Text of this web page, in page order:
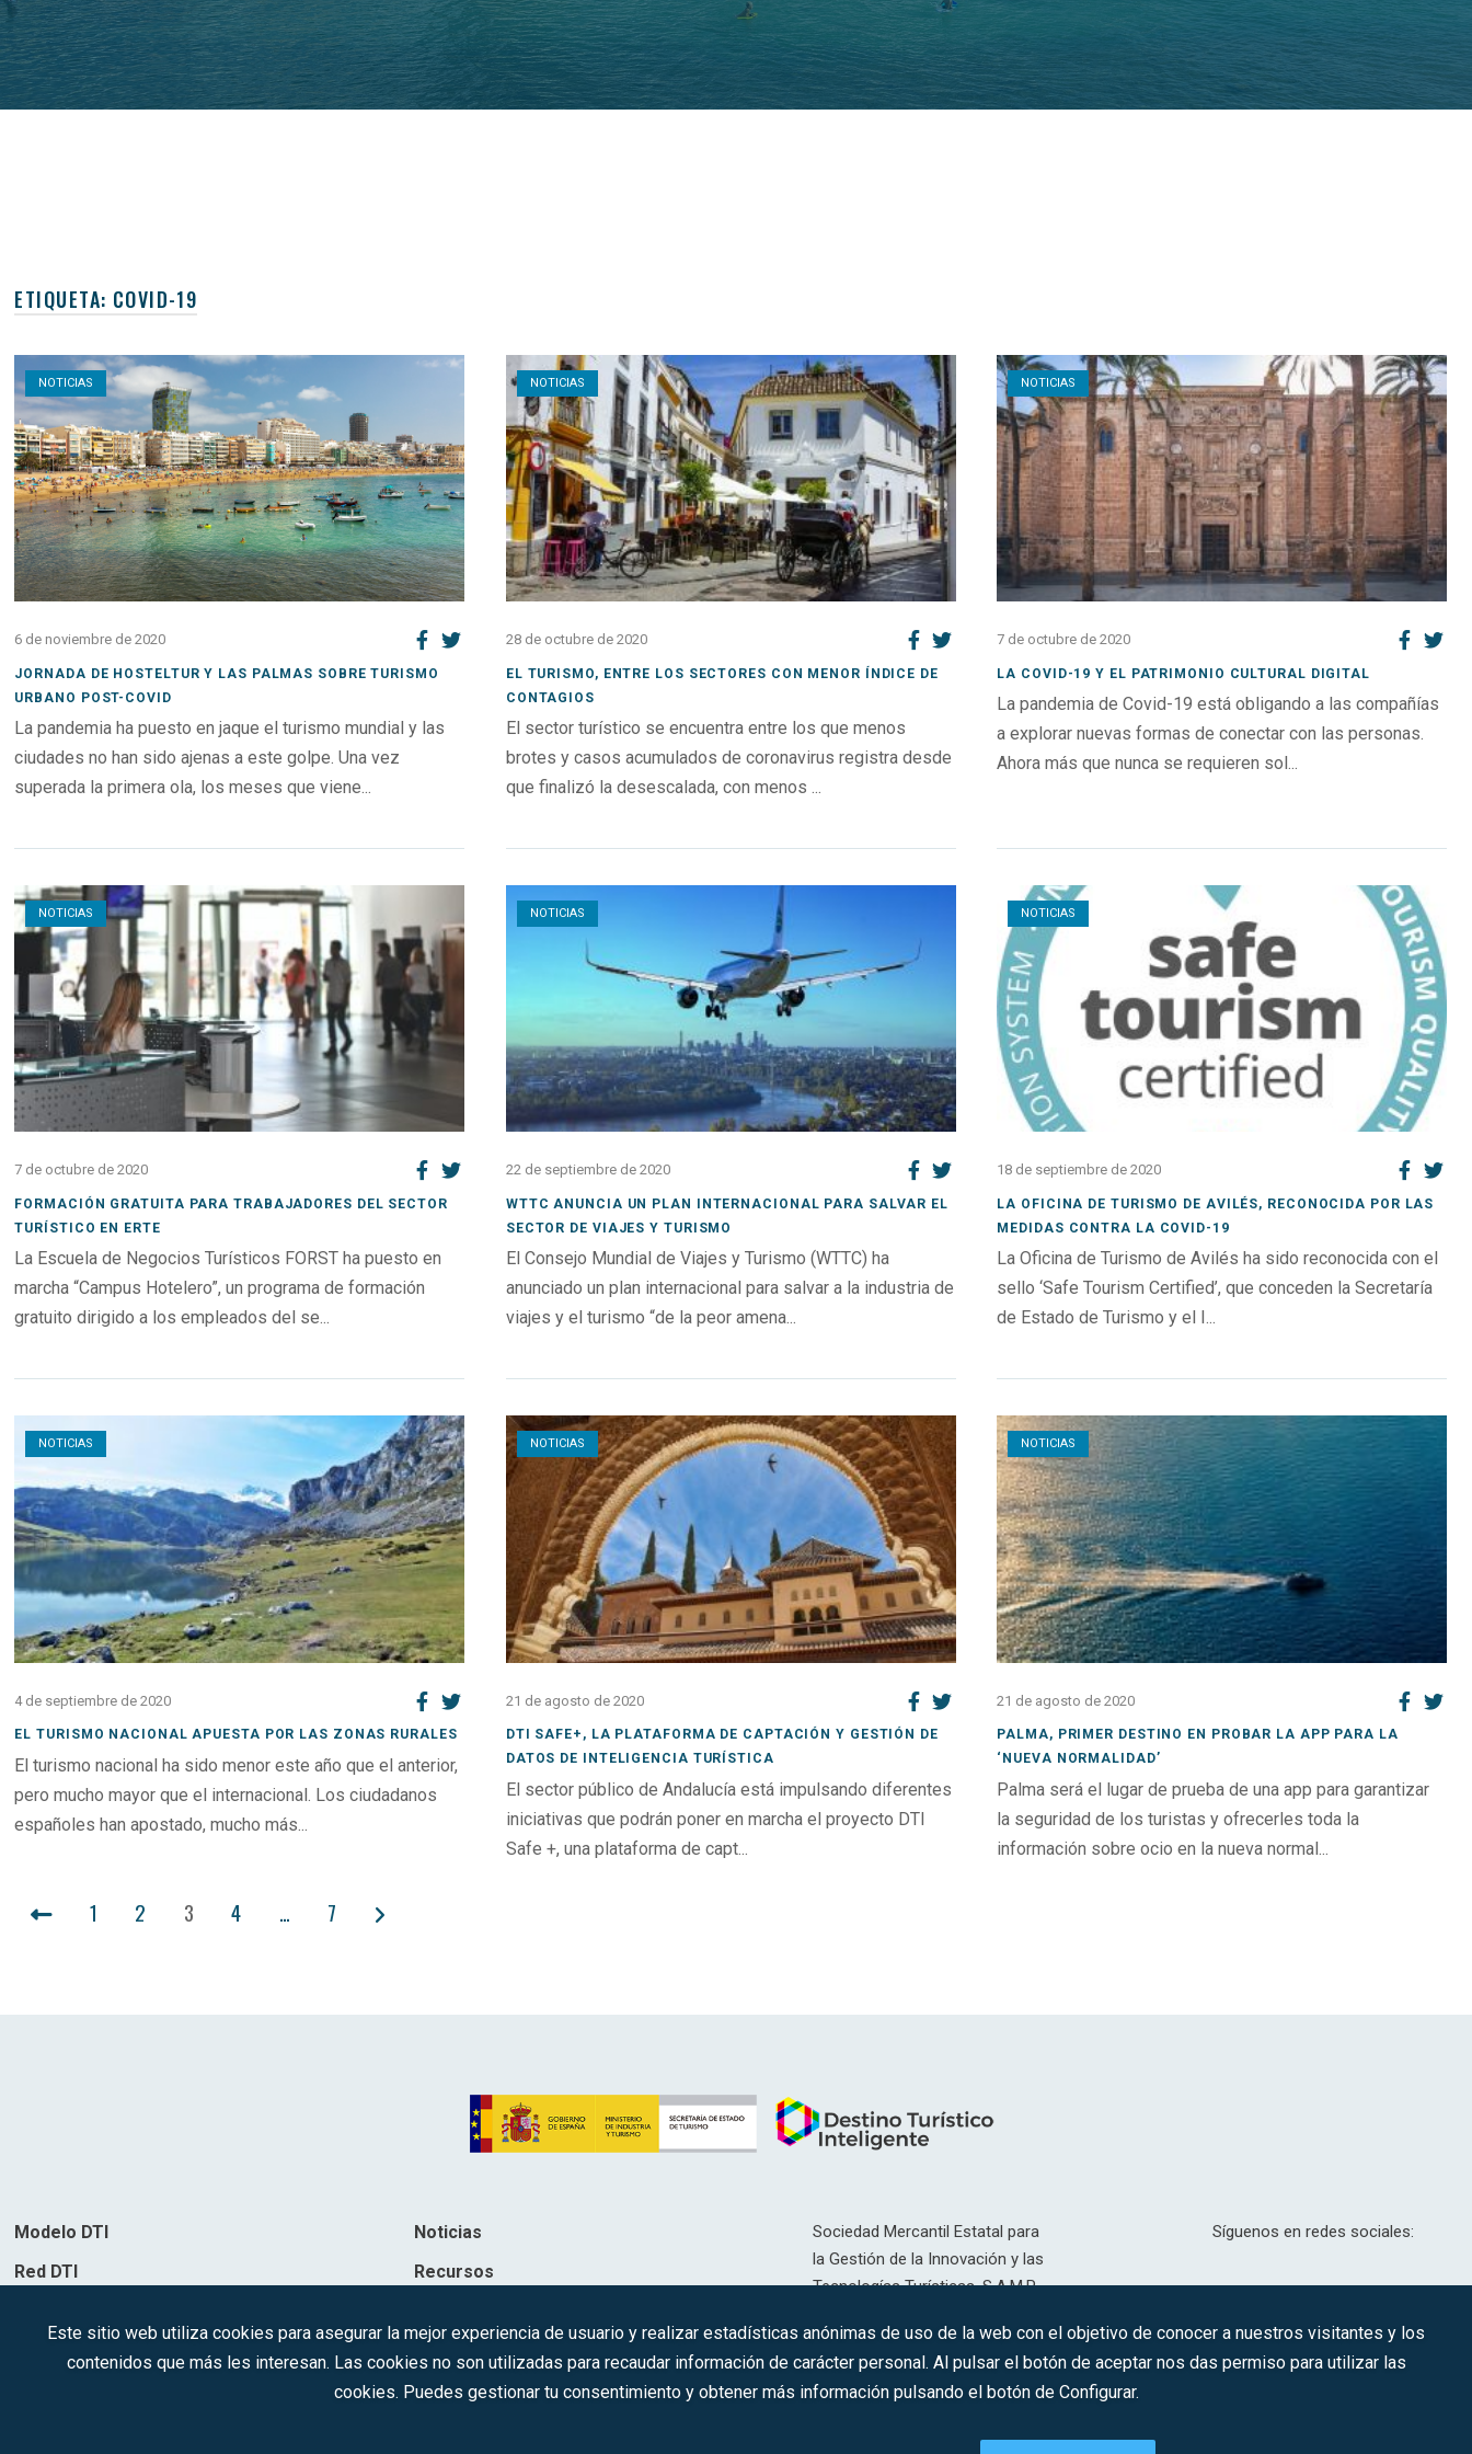
ETIQUETA: COVID-19
NOTICIAS
Open post
6 de noviembre de 2020
JORNADA DE HOSTELTUR Y LAS PALMAS SOBRE TURISMO
URBANO POST-COVID
La pandemia ha puesto en jaque el turismo mundial y las
ciudades no han sido ajenas a este golpe. Una vez
superada la primera ola, los meses que viene...
NOTICIAS
Open post
28 de octubre de 2020
EL TURISMO, ENTRE LOS SECTORES CON MENOR ÍNDICE DE
CONTAGIOS
El sector turístico se encuentra entre los que menos
brotes y casos acumulados de coronavirus registra desde
que finalizó la desescalada, con menos ...
NOTICIAS
Open post
7 de octubre de 2020
LA COVID-19 Y EL PATRIMONIO CULTURAL DIGITAL
La pandemia de Covid-19 está obligando a las compañías
a explorar nuevas formas de conectar con las personas.
Ahora más que nunca se requieren sol...
NOTICIAS
Open post
7 de octubre de 2020
FORMACIÓN GRATUITA PARA TRABAJADORES DEL SECTOR
TURÍSTICO EN ERTE
La Escuela de Negocios Turísticos FORST ha puesto en
marcha “Campus Hotelero”, un programa de formación
gratuito dirigido a los empleados del se...
NOTICIAS
Open post
22 de septiembre de 2020
WTTC ANUNCIA UN PLAN INTERNACIONAL PARA SALVAR EL
SECTOR DE VIAJES Y TURISMO
El Consejo Mundial de Viajes y Turismo (WTTC) ha
anunciado un plan internacional para salvar a la industria de
viajes y el turismo “de la peor amena...
NOTICIAS
Open post
18 de septiembre de 2020
LA OFICINA DE TURISMO DE AVILÉS, RECONOCIDA POR LAS
MEDIDAS CONTRA LA COVID-19
La Oficina de Turismo de Avilés ha sido reconocida con el
sello ‘Safe Tourism Certified’, que conceden la Secretaría
de Estado de Turismo y el I...
NOTICIAS
Open post
4 de septiembre de 2020
EL TURISMO NACIONAL APUESTA POR LAS ZONAS RURALES
El turismo nacional ha sido menor este año que el anterior,
pero mucho mayor que el internacional. Los ciudadanos
españoles han apostado, mucho más...
NOTICIAS
Open post
21 de agosto de 2020
DTI SAFE+, LA PLATAFORMA DE CAPTACIÓN Y GESTIÓN DE
DATOS DE INTELIGENCIA TURÍSTICA
El sector público de Andalucía está impulsando diferentes
iniciativas que podrán poner en marcha el proyecto DTI
Safe +, una plataforma de capt...
NOTICIAS
Open post
21 de agosto de 2020
PALMA, PRIMER DESTINO EN PROBAR LA APP PARA LA
‘NUEVA NORMALIDAD’
Palma será el lugar de prueba de una app para garantizar
la seguridad de los turistas y ofrecerles toda la
información sobre ocio en la nueva normal...
PAGINACIÓN
1 2 3 4 … 7
Modelo DTI
Red DTI
Noticias
Recursos
Sociedad Mercantil Estatal para
la Gestión de la Innovación y las
Tecnologías Turísticas, S.A.M.P.
Inscrita en el R.M. de Madrid, T,
12593, Se. 8, F. 129, H. 201.307.
C.I.F.: A-81/874.984
Síguenos en redes sociales:
CONTACTO
Este sitio web utiliza cookies para asegurar la mejor experiencia de usuario y realizar estadísticas anónimas de uso de la web con el objetivo de conocer a nuestros visitantes y los
contenidos que más les interesan. Las cookies no son utilizadas para recaudar información de carácter personal. Al pulsar el botón de aceptar nos das permiso para utilizar las
cookies. Puedes gestionar tu consentimiento y obtener más información pulsando el botón de Configurar.